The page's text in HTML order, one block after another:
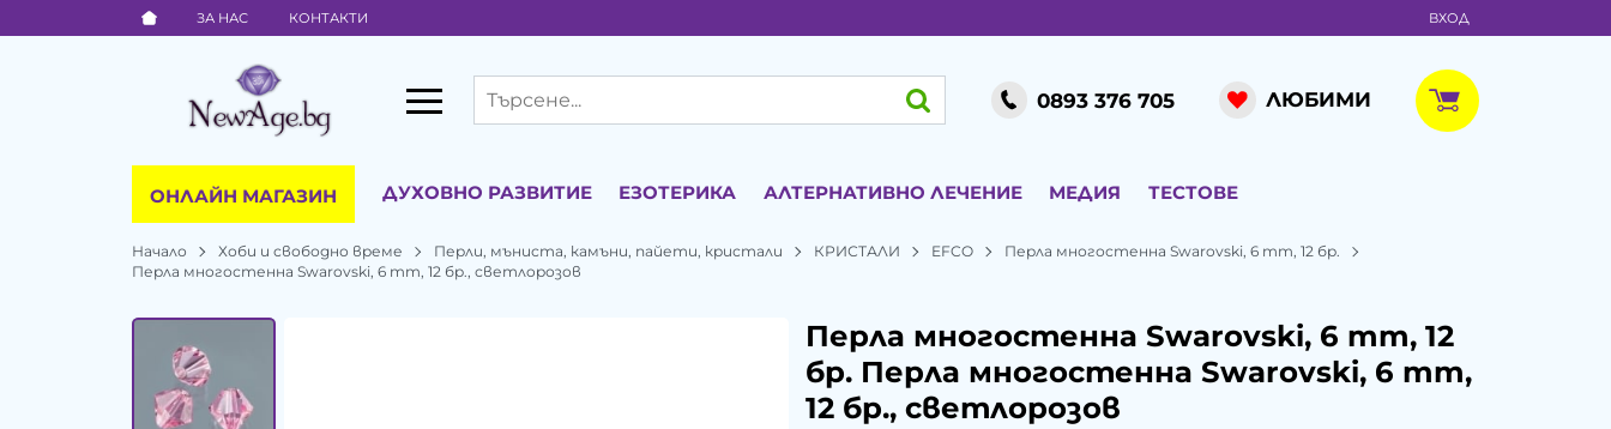
ЗА НАС КОНТАКТИ ВХОД
0893 376 705 ЛЮБИМИ
ОНЛАЙН МАГАЗИН ДУХОВНО РАЗВИТИЕ ЕЗОТЕРИКА АЛТЕРНАТИВНО ЛЕЧЕНИЕ МЕДИЯ ТЕСТОВЕ
Начало Хоби и свободно време Перли, мъниста, камъни, пайети, кристали КРИСТАЛИ EFCO
Перла многостенна Swarovski, 6 mm, 12 бр.
Перла многостенна Swarovski, 6 mm, 12 бр., светлoрозов
Перла многостенна Swarovski, 6 mm, 12
бр. Перла многостенна Swarovski, 6 mm,
12 бр., светлoрозов